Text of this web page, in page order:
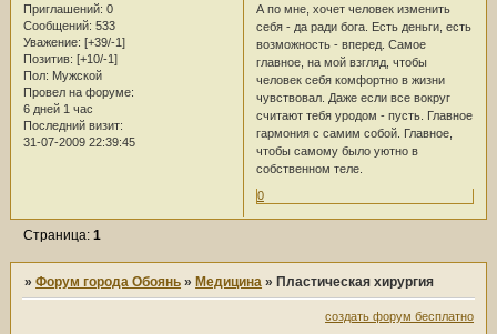
Приглашений: 0
Сообщений: 533
Уважение: [+39/-1]
Позитив: [+10/-1]
Пол: Мужской
Провел на форуме:
6 дней 1 час
Последний визит:
31-07-2009 22:39:45
А по мне, хочет человек изменить
себя - да ради бога. Есть деньги, есть
возможность - вперед. Самое
главное, на мой взгляд, чтобы
человек себя комфортно в жизни
чувствовал. Даже если все вокруг
считают тебя уродом - пусть. Главное
гармония с самим собой. Главное,
чтобы самому было уютно в
собственном теле.
0
Страница:1
»Форум города Обоянь »Медицина »Пластическая хирургия
создать форум бесплатно